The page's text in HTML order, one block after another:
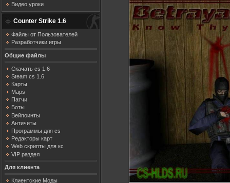
Видео уроки
Counter Strike 1.6
Файлы от Пользователей
Разработчики игры
Общие файлы
Скачать cs 1.6
Steam cs 1.6
Карты
Maps
Патчи
Боты
Вейпоинты
Античиты
Программы для cs
Редакторы карт
Web скрипты для кс
VIP раздел
Для клиента
Клиентские Моды